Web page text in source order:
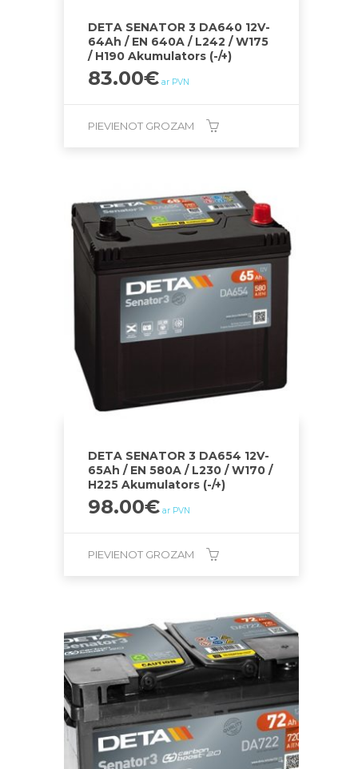
DETA SENATOR 3 DA640 12V-
64Ah / EN 640A / L242 / W175
/ H190 Akumulators (-/+)
83.00€ ar PVN
PIEVIENOT GROZAM
DETA SENATOR 3 DA654 12V-
65Ah / EN 580A / L230 / W170 /
H225 Akumulators (-/+)
98.00€ ar PVN
PIEVIENOT GROZAM